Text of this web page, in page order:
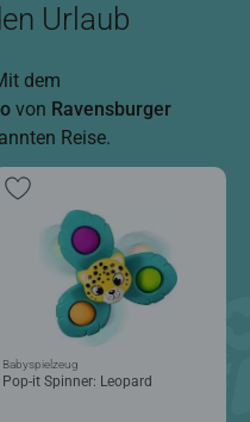
Urlaub
dem
von Ravensburger
Reise.
Pop-it Spinner: Leopard
Babyspielzeug